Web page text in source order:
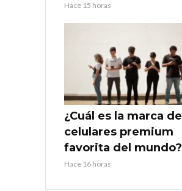
Hace 15 horas
¿Cuál es la marca de
celulares premium
favorita del mundo?
Hace 16 horas